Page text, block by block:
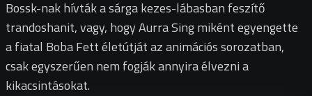
Bossk-nak hívták a sárga kezes-lábasban feszítő
trandoshanit, vagy, hogy Aurra Sing miként egyengette
a fiatal Boba Fett életútját az animációs sorozatban,
csak egyszerűen nem fogják annyira élvezni a
kikacsintásokat.